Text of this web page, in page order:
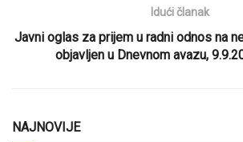
Idući članak
Javni oglas za prijem u radni odnos na
objavljen u Dnevnom avazu,
NAJNOVIJE